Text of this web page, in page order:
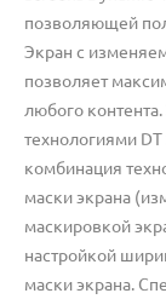
позволяющей
Экран с
позволяет
любого
технологиями
комбинация
маски экрана
маскировкой
настройкой
маски экрана.